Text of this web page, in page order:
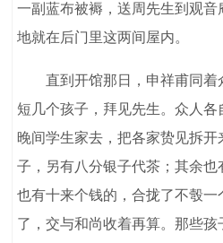
一副蓝布被褥，送周先生到观
地就在后门里这两间屋内。
直到开馆那日，申祥甫同着
短几个孩子，拜见先生。众人各
晚间学生家去，把各家贽见拆
子，另有八分银子代茶；其余也
也有十来个钱的，合拢了不彀
了，交与和尚收着再算。那些